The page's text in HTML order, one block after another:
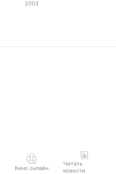
2003
Кино онлайн
Читать
новости